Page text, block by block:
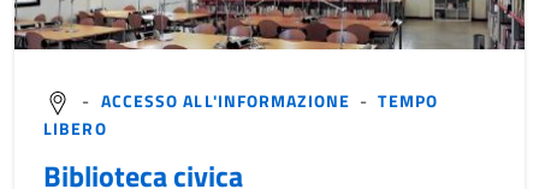
- ACCESSO ALL'INFORMAZIONE -TEMPO
LIBERO
Biblioteca civica